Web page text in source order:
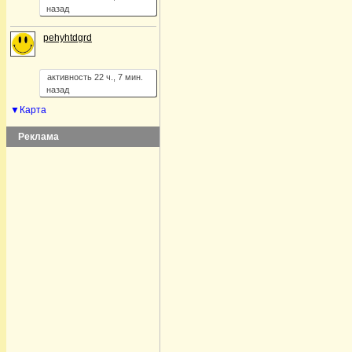
назад
pehyhtdgrd
активность 22 ч., 7 мин.
назад
▼Карта
Реклама